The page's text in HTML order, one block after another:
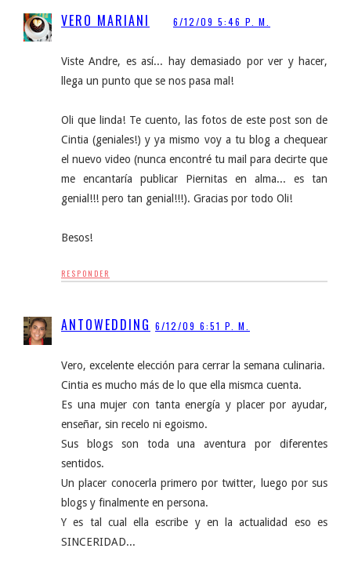
VERO MARIANI 6/12/09 5:46 P. M.
Viste Andre, es así... hay demasiado por ver y hacer,
llega un punto que se nos pasa mal!
Oli que linda! Te cuento, las fotos de este post son de
Cintia (geniales!) y ya mismo voy a tu blog a chequear
el nuevo video (nunca encontré tu mail para decirte que
me encantaría publicar Piernitas en alma... es tan
genial!!! pero tan genial!!!). Gracias por todo Oli!
Besos!
RESPONDER
ANTOWEDDING 6/12/09 6:51 P. M.
Vero, excelente elección para cerrar la semana culinaria.
Cintia es mucho más de lo que ella mismca cuenta.
Es una mujer con tanta energía y placer por ayudar,
enseñar, sin recelo ni egoismo.
Sus blogs son toda una aventura por diferentes
sentidos.
Un placer conocerla primero por twitter, luego por sus
blogs y finalmente en persona.
Y es tal cual ella escribe y en la actualidad eso es
SINCERIDAD...